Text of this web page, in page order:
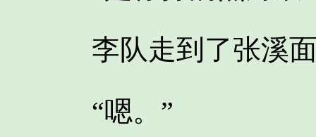
李队走到了张溪面
“嗯。”